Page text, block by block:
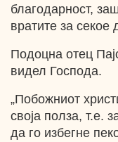
благодарност,
вратите за секое
Подоцна отец
видел Господа.
„Побожниот
своја полза, т.е.
да го избегне